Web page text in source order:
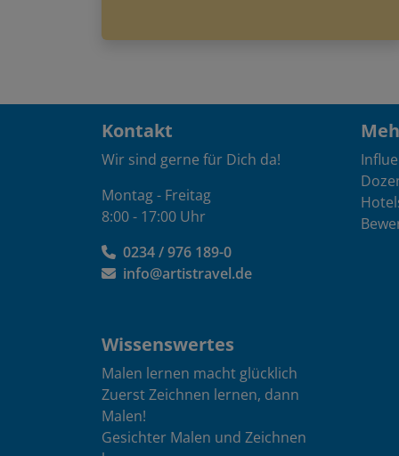
Kontakt
Wir sind gerne für Dich da!
Montag - Freitag
8:00 - 17:00 Uhr
info@artistravel.de
Wissenswertes
Malen lernen macht glücklich
Zuerst Zeichnen lernen, dann
Malen!
Gesichter Malen und Zeichnen
lernen